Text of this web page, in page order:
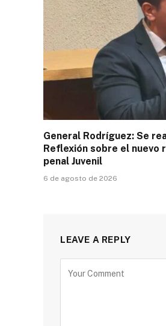
General Rodríguez: Se
Reflexión sobre el nuevo
penal Juvenil
6 de agosto de 2026
LEAVE A REPLY